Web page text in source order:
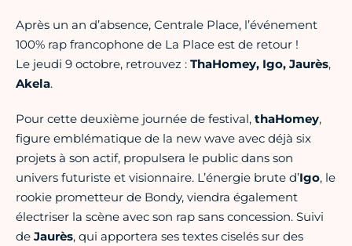
Après un an d’absence, Centrale Place, l’événement
100% rap francophone de La Place est de retour !
Le jeudi 9 octobre, retrouvez : ThaHomey, Igo, Jaurès,
Akela.
Pour cette deuxième journée de festival, thaHomey,
figure emblématique de la new wave avec déjà six
projets à son actif, propulsera le public dans son
univers futuriste et visionnaire. L’énergie brute d’Igo, le
rookie prometteur de Bondy, viendra également
électriser la scène avec son rap sans concession. Suivi
de Jaurès, qui apportera ses textes ciselés sur des